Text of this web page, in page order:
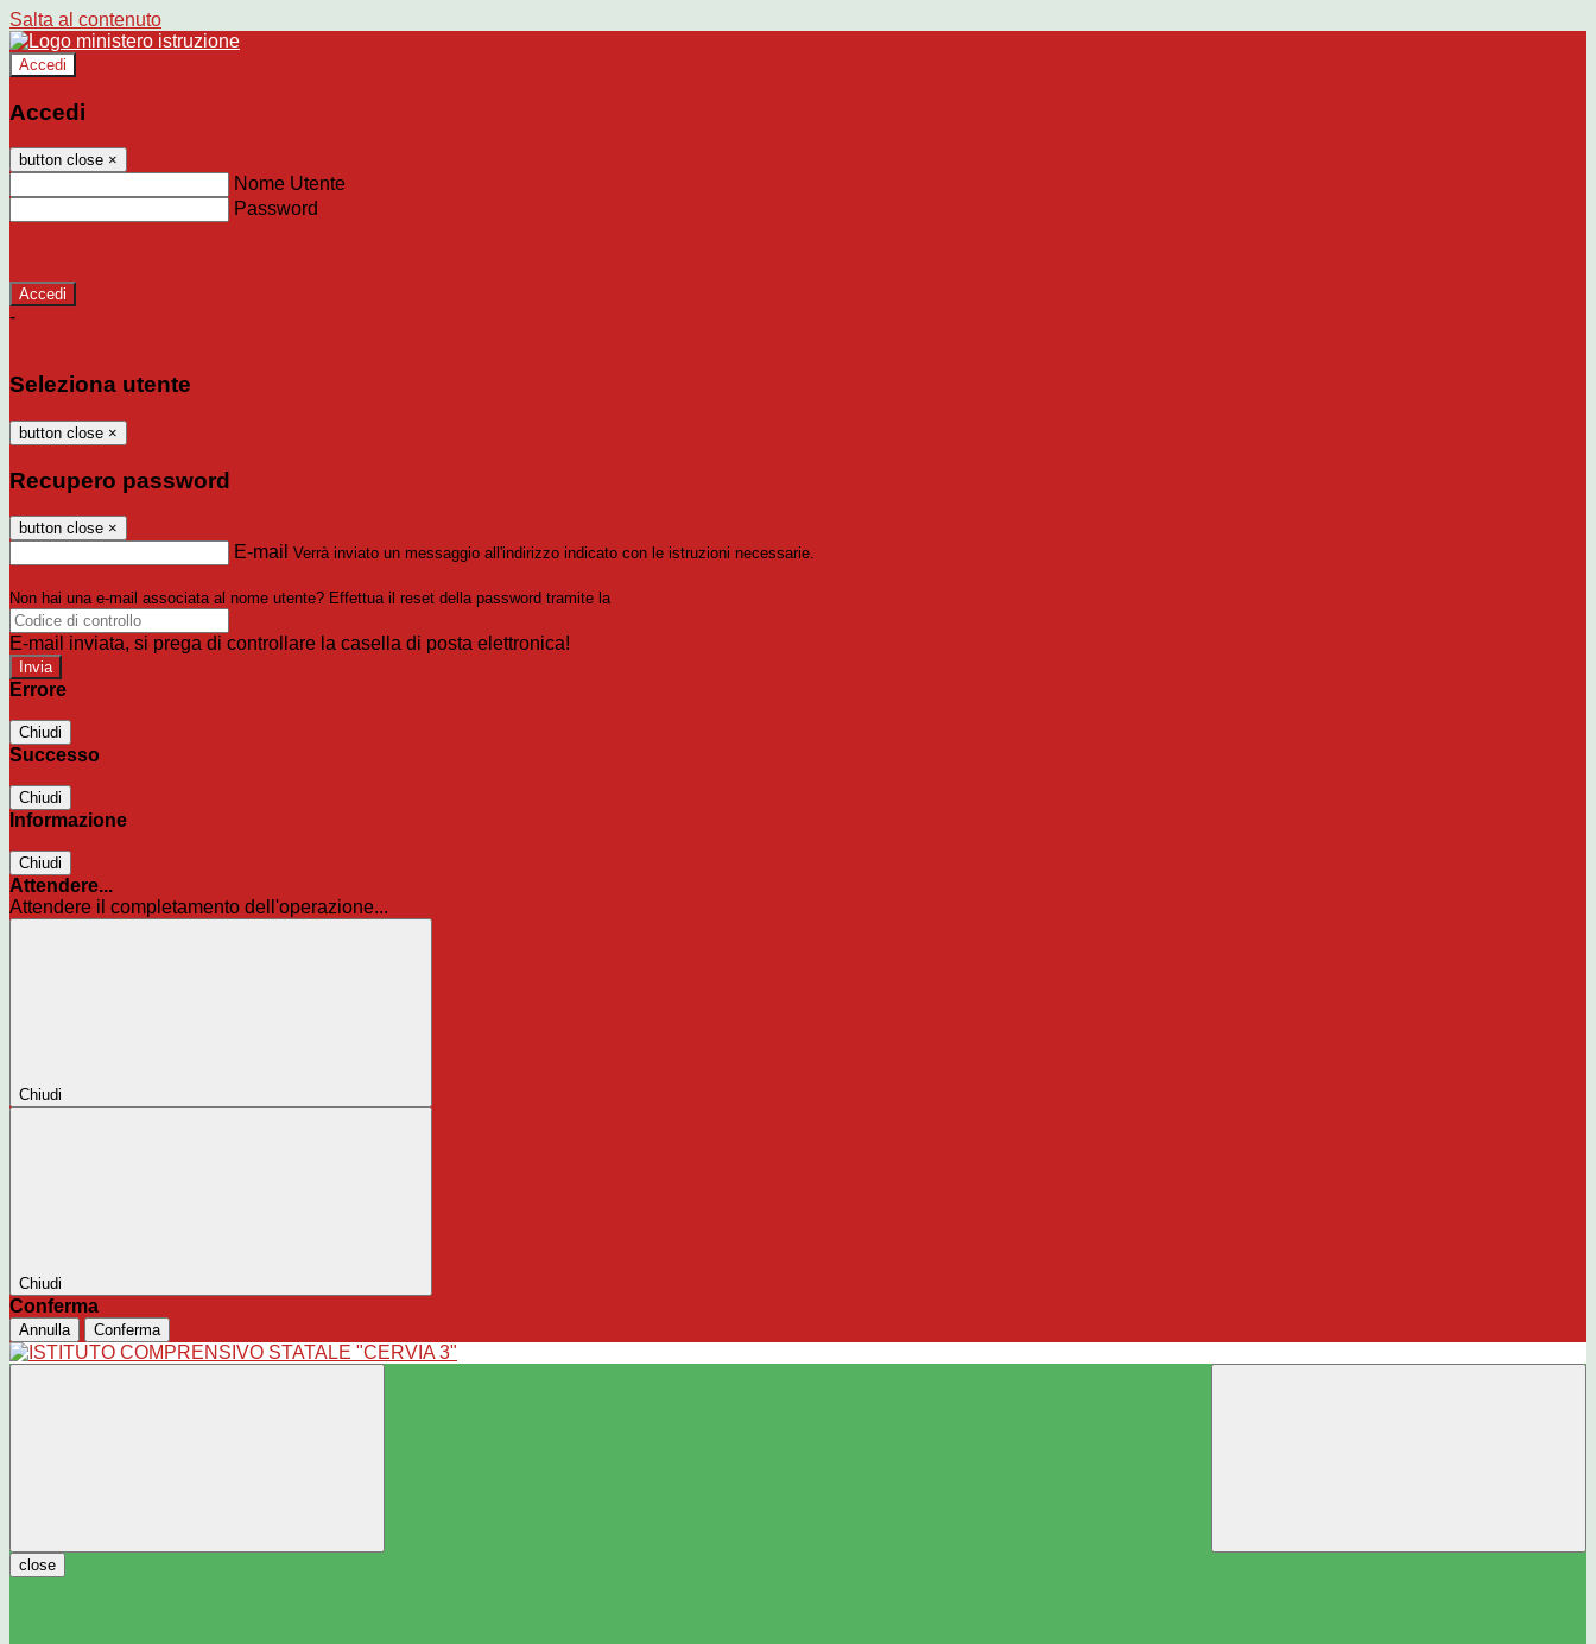
Salta al contenuto
Accedi
Accedi
button close ×
Nome Utente
Password
-
Seleziona utente
button close ×
Recupero password
button close ×
E-mail Verrà inviato un messaggio all'indirizzo indicato con le istruzioni necessarie.
Non hai una e-mail associata al nome utente? Effettua il reset della password tramite la
E-mail inviata, si prega di controllare la casella di posta elettronica!
Errore
Chiudi
Successo
Chiudi
Informazione
Chiudi
Attendere...
Attendere il completamento dell'operazione...
Chiudi
Chiudi
Conferma
Annulla Conferma
close